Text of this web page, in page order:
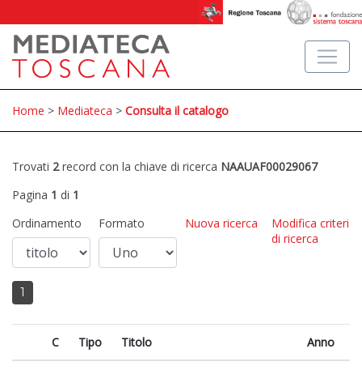
Home > Mediateca > Consulta il catalogo
Trovati 2record con la chiave di ricerca NAAUAF00029067
Pagina 1 di 1
Ordinamento
Formato Nuova ricerca
Modifica criteri
di ricerca
1
C Tipo Titolo Anno